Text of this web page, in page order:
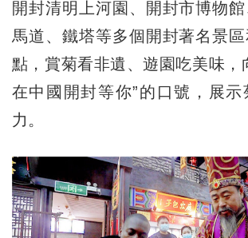
開封清明上河園、開封市博物
馬道、鐵塔等多個開封著名景
點，賞菊看非遺、遊園吃美味，
在中國開封等你”的口號，展
力。